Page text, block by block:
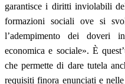
garantisce i diritti inviolabili
formazioni sociali ove si
l’adempimento dei doveri
economica e sociale». È
che permette di dare tutela
requisiti finora enunciati e